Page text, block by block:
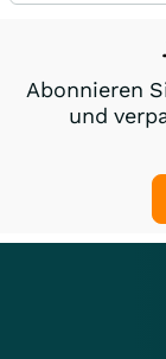
Abonnieren
und